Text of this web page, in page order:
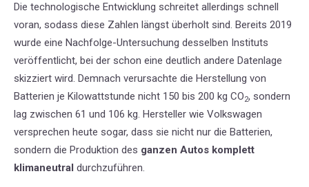
Die technologische Entwicklung schreitet allerdings schnell
voran, sodass diese Zahlen längst überholt sind. Bereits 2019
wurde eine Nachfolge-Untersuchung desselben Instituts
veröffentlicht, bei der schon eine deutlich andere Datenlage
skizziert wird. Demnach verursachte die Herstellung von
Batterien je Kilowattstunde nicht 150 bis 200 kg CO2, sondern
lag zwischen 61 und 106 kg. Hersteller wie Volkswagen
versprechen heute sogar, dass sie nicht nur die Batterien,
sondern die Produktion des ganzen Autos komplett
klimaneutral durchzuführen.